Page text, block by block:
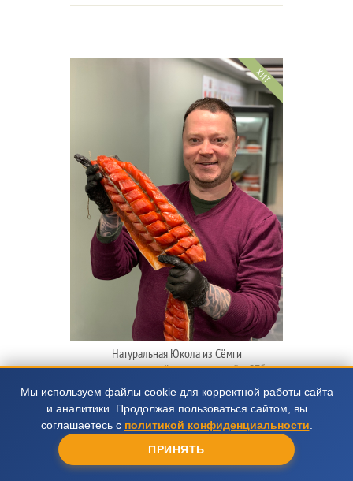
ХИТ
Натуральная Юкола из Сёмги
купить вяленую сёмгу с доставкой в СПб
4890 руб.
Добавить в корзину
Мы используем файлы cookie для корректной работы сайта
и аналитики. Продолжая пользоваться сайтом, вы
соглашаетесь с политикой конфиденциальности
ПРИНЯТЬ